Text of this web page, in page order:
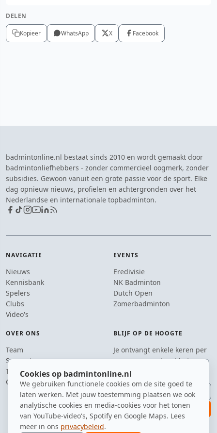
Cookies op badmintonline.nl
We gebruiken functionele cookies om de site goed te
laten werken. Met jouw toestemming plaatsen we ook
analytische cookies en media-cookies voor het tonen
van YouTube-video's, Spotify en Google Maps. Lees
meer in ons privacybeleid.
DELEN
Kopieer WhatsApp X Facebook
badmintonline.nl bestaat sinds 2010 en wordt gemaakt door
badmintonliefhebbers - zonder commercieel oogmerk, zonder
subsidies. Gewoon vanuit een grote passie voor de sport. Elke
dag opnieuw nieuws, profielen en achtergronden over het
Nederlandse en internationale topbadminton.
NAVIGATIE
Nieuws
Kennisbank
Spelers
Clubs
Video's
EVENTS
Eredivisie
NK Badminton
Dutch Open
Zomerbadminton
OVER ONS
Team
Supporters
Tip de redactie
Contact
BLIJF OP DE HOOGTE
Je ontvangt enkele keren per
jaar een e-mail met het
laatste badmintonnieuws.
E-mailadres
aanmelden